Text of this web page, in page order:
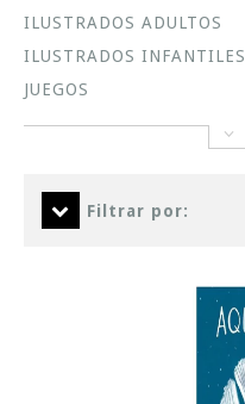
ILUSTRADOS ADULTOS
ILUSTRADOS INFANTILES
JUEGOS
Filtrar por: